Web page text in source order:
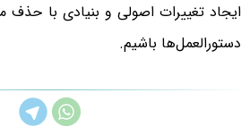
ایجاد تغییرات اصولی و بنیادی با حذف
دستورالعمل‌ها باشیم.